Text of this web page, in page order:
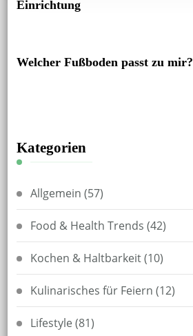
Einrichtung
Welcher Fußboden passt zu mir?
Kategorien
Allgemein (57)
Food & Health Trends (42)
Kochen & Haltbarkeit(10)
Kulinarisches für Feiern (12)
Lifestyle (81)